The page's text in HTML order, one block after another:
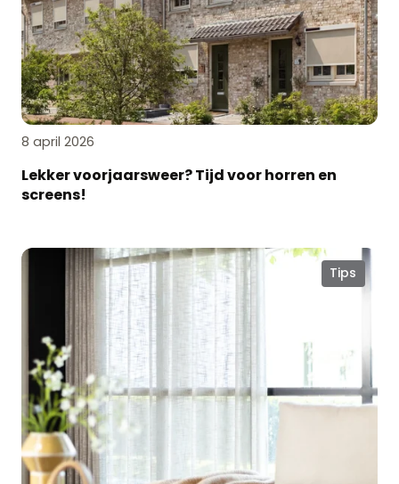
8 april 2026
Lekker voorjaarsweer? Tijd voor horren en
screens!
Tips
Voorjaar
haal
je
het
meeste
uit
natuurlijk
licht